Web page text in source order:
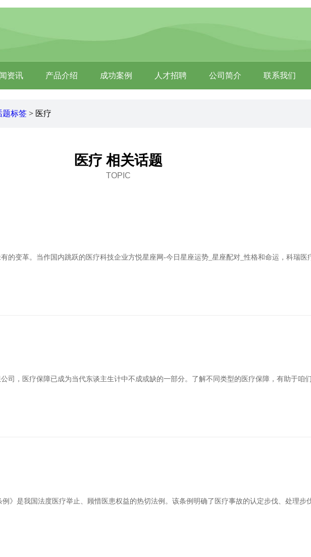
资讯 产品介绍 成功案例 人才招聘 公司简介 联系我们
题标签 > 医疗
医疗 相关话题
TOPIC
的变革。当作国内跳跃的医疗科技企业方悦星座网-今日星座运势_星座配对_性格和命运，科瑞医
司，医疗保障已成为当代东谈主生计中不成或缺的一部分。了解不同类型的医疗保障，有助于咱
》是我国法度医疗举止、顾惜医患权益的热切法例。该条例明确了医疗事故的认定步伐、处理步